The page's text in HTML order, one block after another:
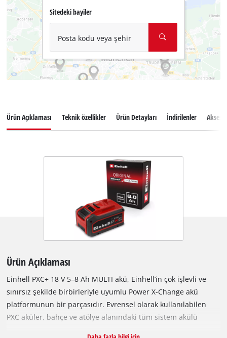
Sitedeki bayiler
Posta kodu veya şehir
Ürün Açıklaması Teknik özellikler Ürün Detayları İndirilenler
Ürün Açıklaması
Einhell PXC+ 18 V 5–8 Ah MULTI akü, Einhell’in çok işlevli ve
sınırsız şekilde birbirleriyle uyumlu Power X-Change akü
platformunun bir parçasıdır. Evrensel olarak kullanılabilen
PXC aküler, bahçe ve atölye alanındaki tüm sistem akülü